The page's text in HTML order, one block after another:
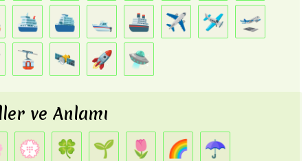
🛳️ ⛴️ 🛥️ 🚢 ✈️ 🛩️
🛫
🚡 🛰️ 🚀 🛸
ve Anlamı
💮 🍀 🌱 🌷 🌈 ☂️